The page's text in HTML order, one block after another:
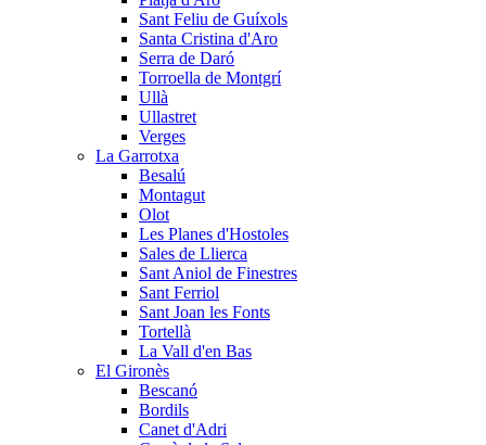
Sant Feliu de Guíxols
Santa Cristina d'Aro
Serra de Daró
Torroella de Montgrí
Ullà
Ullastret
Verges
La Garrotxa
Besalú
Montagut
Olot
Les Planes d'Hostoles
Sales de Llierca
Sant Aniol de Finestres
Sant Ferriol
Sant Joan les Fonts
Tortellà
La Vall d'en Bas
El Gironès
Bescanó
Bordils
Canet d'Adri